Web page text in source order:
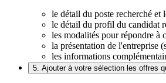
le détail du poste recherché et
le détail du profil du candidat
les modalités pour répondre à
la présentation de l'entreprise
les informations
5. Ajouter à votre sélection les offres